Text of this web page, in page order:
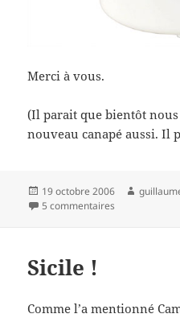
Merci à vous.
(Il parait que bientôt
nouveau canapé aussi. Il
Publié
le
19 octobre 2006 Auteur
5 commentaires
Sicile !
Comme l’a mentionné